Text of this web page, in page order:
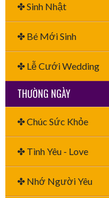
✤ Sinh Nhật
✤ Bé Mới Sinh
✤ Lễ Cưới Wedding
THƯỜNG NGÀY
✤ Chúc Sức Khỏe
✤ Tình Yêu - Love
✤ Nhớ Người Yêu